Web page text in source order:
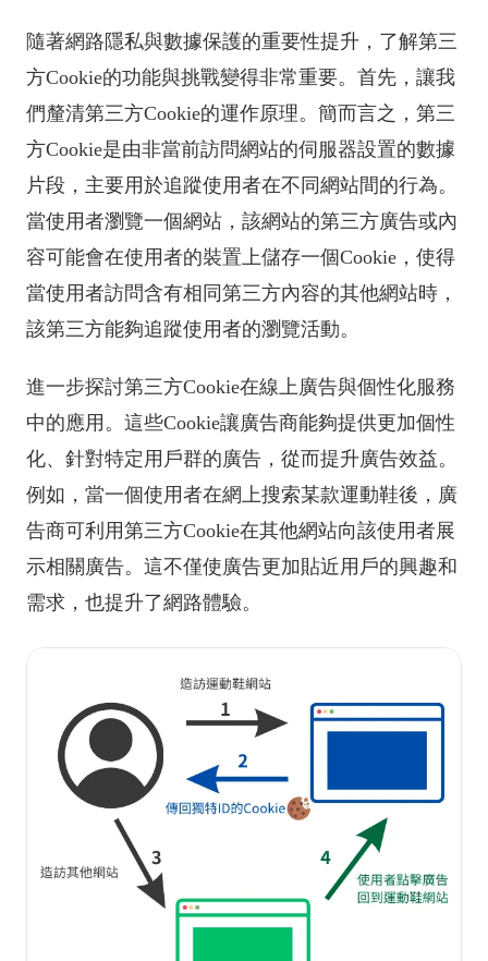
隨著網路隱私與數據保護的重要性提升，了解第三
方Cookie的功能與挑戰變得非常重要。首先，讓我
們釐清第三方Cookie的運作原理。簡而言之，第三
方Cookie是由非當前訪問網站的伺服器設置的數據
片段，主要用於追蹤使用者在不同網站間的行為。
當使用者瀏覽一個網站，該網站的第三方廣告或內
容可能會在使用者的裝置上儲存一個Cookie，使得
當使用者訪問含有相同第三方內容的其他網站時，
該第三方能夠追蹤使用者的瀏覽活動。
進一步探討第三方Cookie在線上廣告與個性化服務
中的應用。這些Cookie讓廣告商能夠提供更加個性
化、針對特定用戶群的廣告，從而提升廣告效益。
例如，當一個使用者在網上搜索某款運動鞋後，廣
告商可利用第三方Cookie在其他網站向該使用者展
示相關廣告。這不僅使廣告更加貼近用戶的興趣和
需求，也提升了網路體驗。